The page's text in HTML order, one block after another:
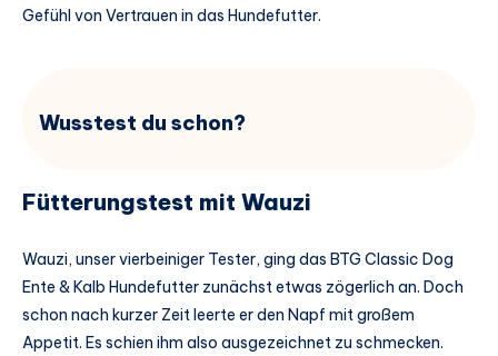
Gefühl von Vertrauen in das Hundefutter.
Wusstest du schon?
Fütterungstest mit Wauzi
Wauzi, unser vierbeiniger Tester, ging das BTG Classic Dog
Ente & Kalb Hundefutter zunächst etwas zögerlich an. Doch
schon nach kurzer Zeit leerte er den Napf mit großem
Appetit. Es schien ihm also ausgezeichnet zu schmecken.